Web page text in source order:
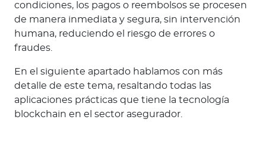
condiciones, los pagos o reembolsos se procesen
de manera inmediata y segura, sin intervención
humana, reduciendo el riesgo de errores o
fraudes.
En el siguiente apartado hablamos con más
detalle de este tema, resaltando todas las
aplicaciones prácticas que tiene la tecnología
blockchain en el sector asegurador.